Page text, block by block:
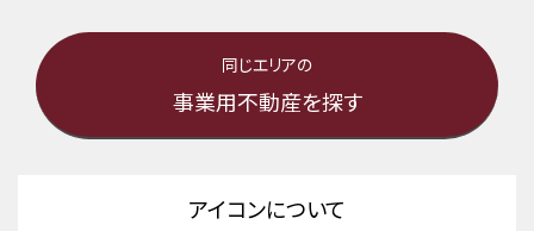
同じエリアの
事業用不動産を探す
アイコンについて